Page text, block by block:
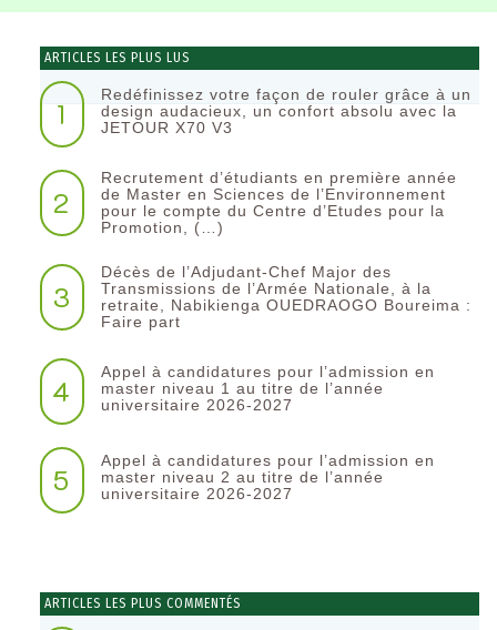
ARTICLES LES PLUS LUS
1
Redéfinissez votre façon de rouler grâce à un
design audacieux, un confort absolu avec la
JETOUR X70 V3
2
Recrutement d’étudiants en première année
de Master en Sciences de l’Environnement
pour le compte du Centre d’Etudes pour la
Promotion, (…)
3
Décès de l’Adjudant-Chef Major des
Transmissions de l’Armée Nationale, à la
retraite, Nabikienga OUEDRAOGO Boureima :
Faire part
4
Appel à candidatures pour l’admission en
master niveau 1 au titre de l’année
universitaire 2026-2027
5
Appel à candidatures pour l’admission en
master niveau 2 au titre de l’année
universitaire 2026-2027
ARTICLES LES PLUS COMMENTÉS